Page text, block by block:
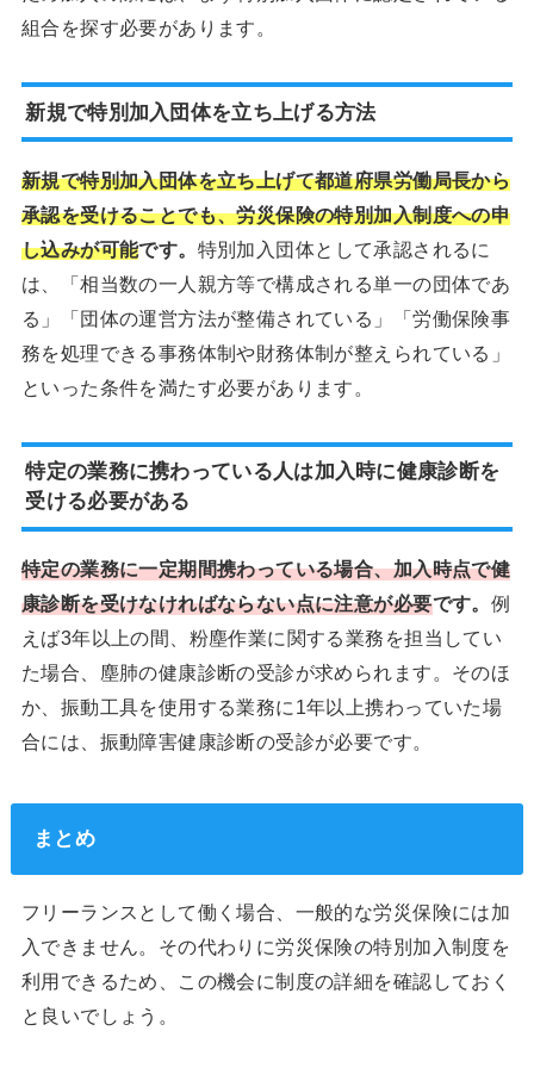
組合を探す必要があります。
新規で特別加入団体を立ち上げる方法
新規で特別加入団体を立ち上げて都道府県労働局長から
承認を受けることでも、労災保険の特別加入制度への申
し込みが可能です。 特別加入団体として承認されるに
は、「相当数の一人親方等で構成される単一の団体であ
る」「団体の運営方法が整備されている」「労働保険事
務を処理できる事務体制や財務体制が整えられている」
といった条件を満たす必要があります。
特定の業務に携わっている人は加入時に健康診断を
受ける必要がある
特定の業務に一定期間携わっている場合、加入時点で健
康診断を受けなければならない点に注意が必要です。 例
えば3年以上の間、粉塵作業に関する業務を担当してい
た場合、塵肺の健康診断の受診が求められます。そのほ
か、振動工具を使用する業務に1年以上携わっていた場
合には、振動障害健康診断の受診が必要です。
まとめ
フリーランスとして働く場合、一般的な労災保険には加
入できません。その代わりに労災保険の特別加入制度を
利用できるため、この機会に制度の詳細を確認しておく
と良いでしょう。